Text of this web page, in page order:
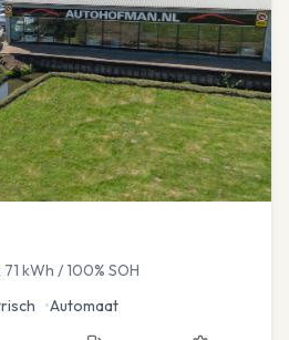
kWh / 100% SOH
•Automaat